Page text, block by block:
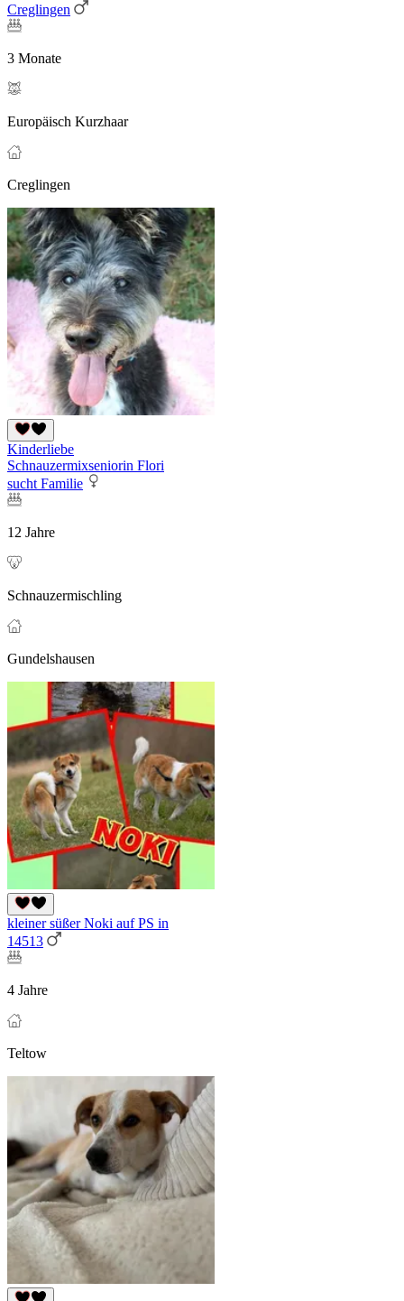
Creglingen
3 Monate
Europäisch Kurzhaar
Creglingen
Kinderliebe
Schnauzermixseniorin Flori
sucht Familie
12 Jahre
Schnauzermischling
Gundelshausen
kleiner süßer Noki auf PS in
14513
4 Jahre
Teltow